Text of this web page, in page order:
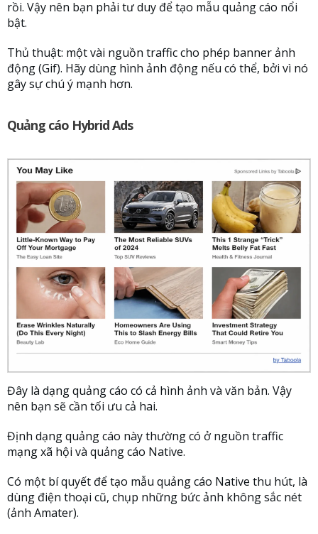
rồi. Vậy nên bạn phải tư duy để tạo mẫu quảng cáo nổi
bật.
Thủ thuật: một vài nguồn traffic cho phép banner ảnh
động (Gif). Hãy dùng hình ảnh động nếu có thể, bởi vì nó
gây sự chú ý mạnh hơn.
Quảng cáo Hybrid Ads
Đây là dạng quảng cáo có cả hình ảnh và văn bản. Vậy
nên bạn sẽ cần tối ưu cả hai.
Định dạng quảng cáo này thường có ở nguồn traffic
mạng xã hội và quảng cáo Native.
Có một bí quyết để tạo mẫu quảng cáo Native thu hút, là
dùng điện thoại cũ, chụp những bức ảnh không sắc nét
(ảnh Amater).